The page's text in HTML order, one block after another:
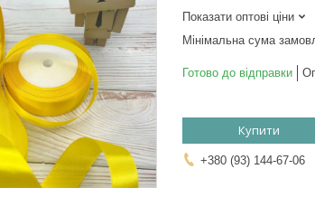
Показати оптові ціни
Мінімальна сума
Готово до відправки
Купити
+380 (93) 144-67-06